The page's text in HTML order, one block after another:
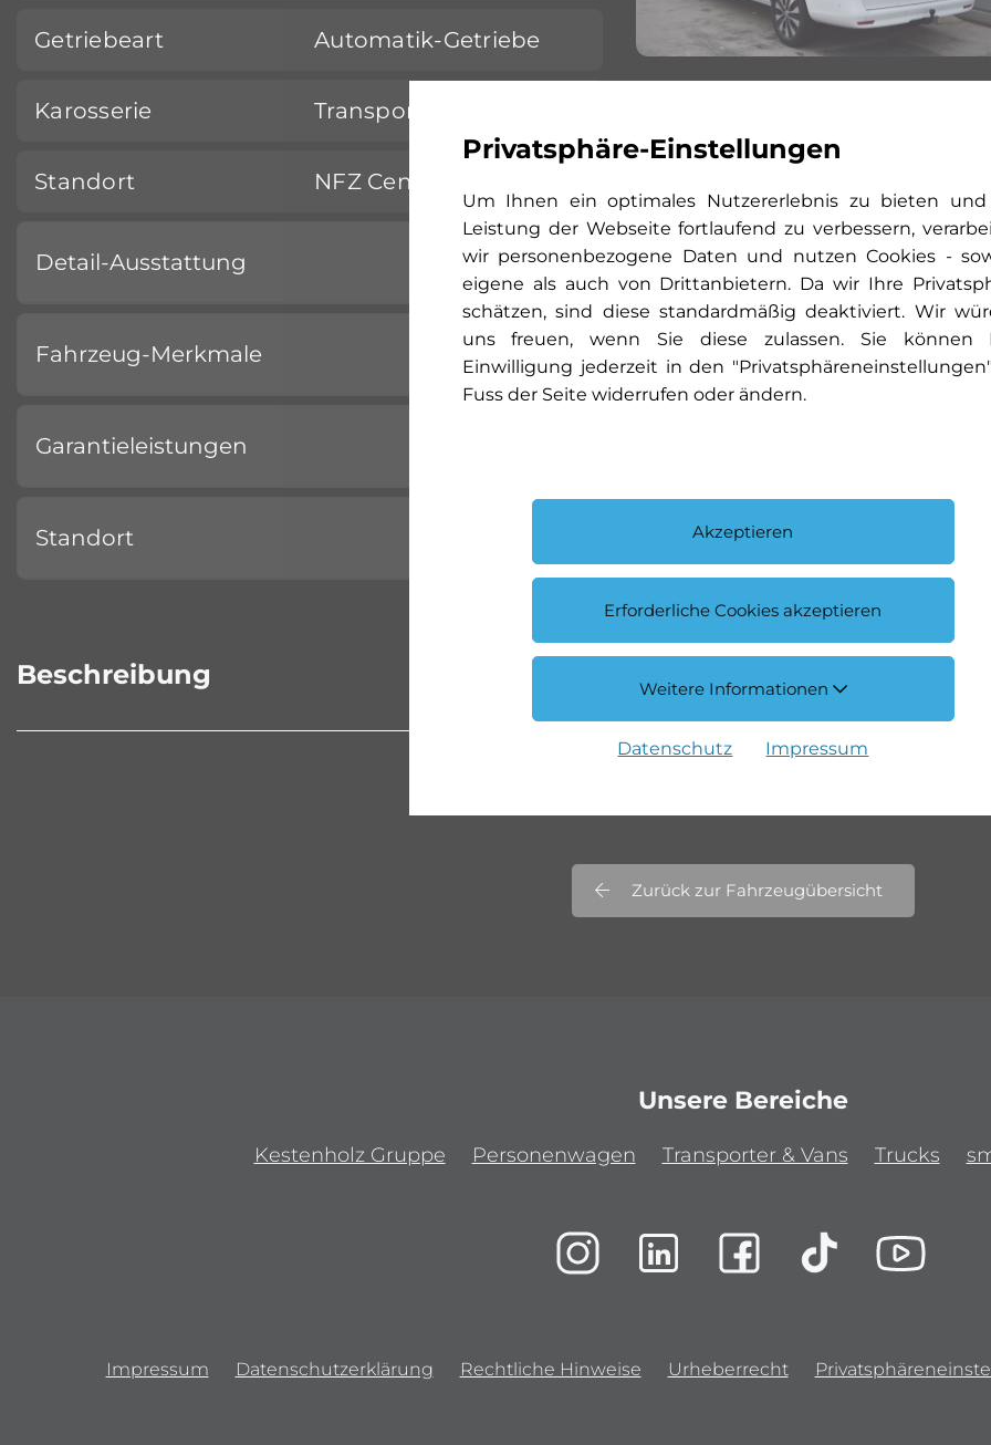
Privatsphäre-Einstellungen
Um Ihnen ein optimales Nutzererlebnis zu bieten
Leistung der Webseite fortlaufend zu verbessern,
wir personenbezogene Daten und nutzen Cookies -
eigene als auch von Drittanbietern. Da wir Ihre
schätzen, sind diese standardmäßig deaktiviert. Wir
uns freuen, wenn Sie diese zulassen. Sie können
Einwilligung jederzeit in den
Fuss der Seite widerrufen oder ändern.
Akzeptieren
Erforderliche Cookies akzeptieren
Weitere Informationen
Datenschutz Impressum
Getriebeart Automatik-Getriebe
Karosserie Transporter
Standort NFZ Center Pratteln
Detail-Ausstattung
Fahrzeug-Merkmale
Garantieleistungen
Standort
Beschreibung
Zurück zur Fahrzeugübersicht
Unsere Bereiche
Kestenholz Gruppe Personenwagen Transporter & Vans Trucks
Impressum Datenschutzerklärung Rechtliche Hinweise Urheberrecht